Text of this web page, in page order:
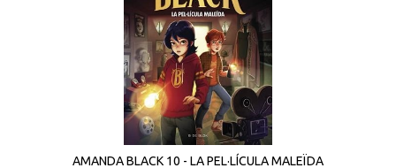
AMANDA BLACK 10 - LA PEL·LÍCULA MALEÏDA